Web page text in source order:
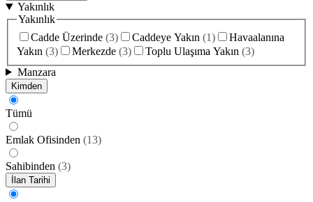
Yakınlık
Yakınlık
Cadde Üzerinde (3) Caddeye Yakın (1)
Havaalanına
Yakın (3) Merkezde (3) Toplu Ulaşıma Yakın (3)
Manzara
Kimden
Tümü
Emlak Ofisinden (13)
Sahibinden (3)
İlan Tarihi